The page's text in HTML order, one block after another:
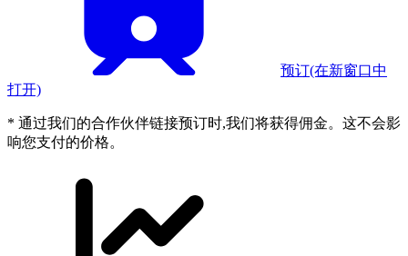
预订(在新窗口中
打开)
* 通过我们的合作伙伴链接预订时,我们将获得佣金。这不会影
响您支付的价格。